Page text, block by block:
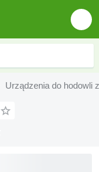
Urządzenia do hodowli